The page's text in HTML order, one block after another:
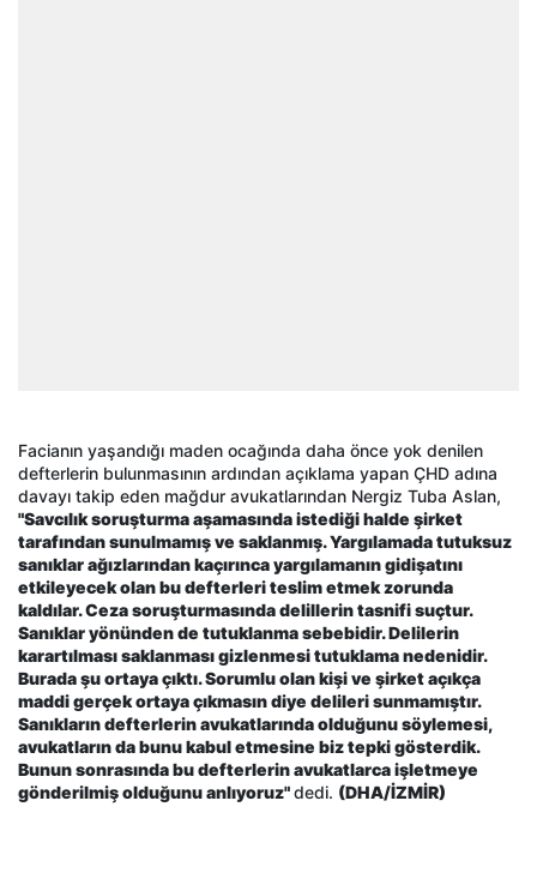
Facianın yaşandığı maden ocağında daha önce yok denilen
defterlerin bulunmasının ardından açıklama yapan ÇHD adına
davayı takip eden mağdur avukatlarından Nergiz Tuba Aslan,
"Savcılık soruşturma aşamasında istediği halde şirket
tarafından sunulmamış ve saklanmış. Yargılamada tutuksuz
sanıklar ağızlarından kaçırınca yargılamanın gidişatını
etkileyecek olan bu defterleri teslim etmek zorunda
kaldılar. Ceza soruşturmasında delillerin tasnifi suçtur.
Sanıklar yönünden de tutuklanma sebebidir. Delilerin
karartılması saklanması gizlenmesi tutuklama nedenidir.
Burada şu ortaya çıktı. Sorumlu olan kişi ve şirket açıkça
maddi gerçek ortaya çıkmasın diye delileri sunmamıştır.
Sanıkların defterlerin avukatlarında olduğunu söylemesi,
avukatların da bunu kabul etmesine biz tepki gösterdik.
Bunun sonrasında bu defterlerin avukatlarca işletmeye
gönderilmiş olduğunu anlıyoruz"dedi. (DHA/İZMİR)